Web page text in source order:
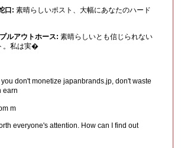
口: 素晴らしいポスト、大幅にあなたのハード
ルアウトホース: 素晴らしいとも信じられない
。私は実�
you don't monetize japanbrands.jp, don't waste
earn
m
everyone's attention. How can I find out